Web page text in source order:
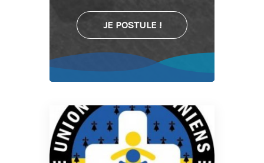
JE POSTULE !